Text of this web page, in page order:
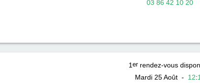
03 86 42 10 20
1 errendez-vous
Mardi 25 Août- 12: